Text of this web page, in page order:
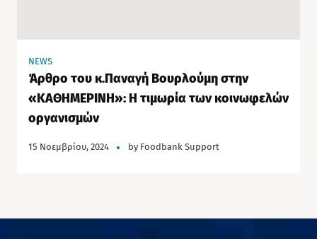
NEWS
Άρθρο του κ.Παναγή Βουρλούμη στην
«ΚΑΘΗΜΕΡΙΝΗ»: Η τιμωρία των κοινωφελών
οργανισμών
15 Νοεμβρίου, 2024 by Foodbank Support